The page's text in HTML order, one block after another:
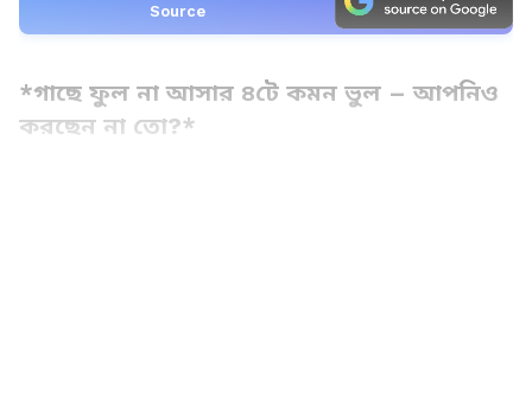
Source
*গাছে ফুল না আসার ৪টে কমন ভুল – আপনিও
করছেন না তো?*